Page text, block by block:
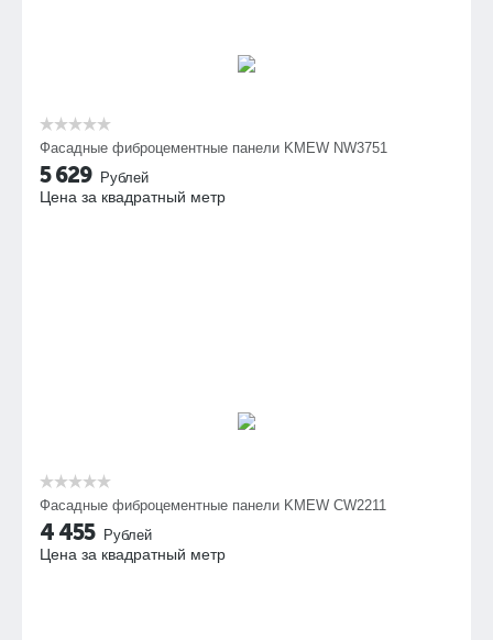
Фасадные фиброцементные панели KMEW NW3751
5 629 Рублей
Цена за квадратный метр
Фасадные фиброцементные панели KMEW CW2211
4 455 Рублей
Цена за квадратный метр